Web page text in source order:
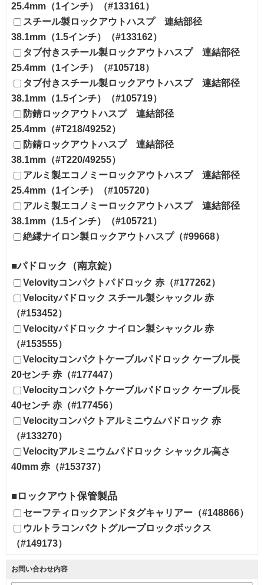
25.4mm（1インチ）（#133161）
スチール製ロックアウトハスプ 連結部径
38.1mm（1.5インチ）（#133162）
タブ付きスチール製ロックアウトハスプ 連結部径
25.4mm（1インチ）（#105718）
タブ付きスチール製ロックアウトハスプ 連結部径
38.1mm（1.5インチ）（#105719）
防錆ロックアウトハスプ 連結部径
25.4mm（#T218/49252）
防錆ロックアウトハスプ 連結部径
38.1mm（#T220/49255）
アルミ製エコノミーロックアウトハスプ 連結部径
25.4mm（1インチ）（#105720）
アルミ製エコノミーロックアウトハスプ 連結部径
38.1mm（1.5インチ）（#105721）
絶縁ナイロン製ロックアウトハスプ（#99668）
■パドロック（南京錠）
Velovityコンパクトパドロック 赤（#177262）
Velocityパドロック スチール製シャックル 赤
（#153452）
Velocityパドロック ナイロン製シャックル 赤
（#153555）
Velocityコンパクトケーブルパドロック ケーブル長
20センチ 赤（#177447）
Velocityコンパクトケーブルパドロック ケーブル長
40センチ 赤（#177456）
Velocityコンパクトアルミニウムパドロック 赤
（#133270）
Velocityアルミニウムパドロック シャックル高さ
40mm 赤（#153737）
■ロックアウト保管製品
セーフティロックアンドタグキャリアー（#148866）
ウルトラコンパクトグループロックボックス
（#149173）
お問い合わせ内容